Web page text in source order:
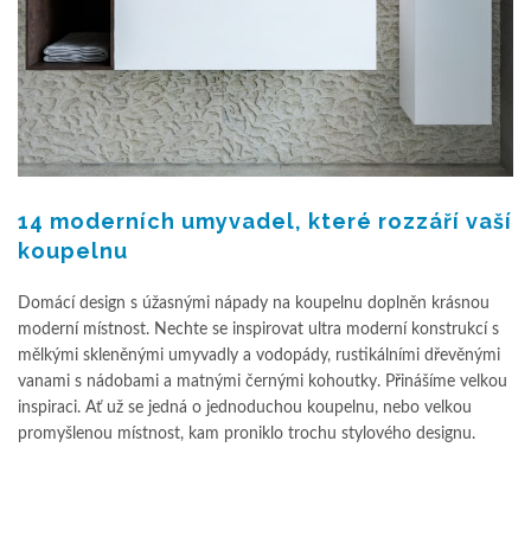
14 moderních umyvadel, které rozzáří vaší
koupelnu
Domácí design s úžasnými nápady na koupelnu doplněn krásnou
moderní místnost. Nechte se inspirovat ultra moderní konstrukcí s
mělkými skleněnými umyvadly a vodopády, rustikálními dřevěnými
vanami s nádobami a matnými černými kohoutky. Přinášíme velkou
inspiraci. Ať už se jedná o jednoduchou koupelnu, nebo velkou
promyšlenou místnost, kam proniklo trochu stylového designu.